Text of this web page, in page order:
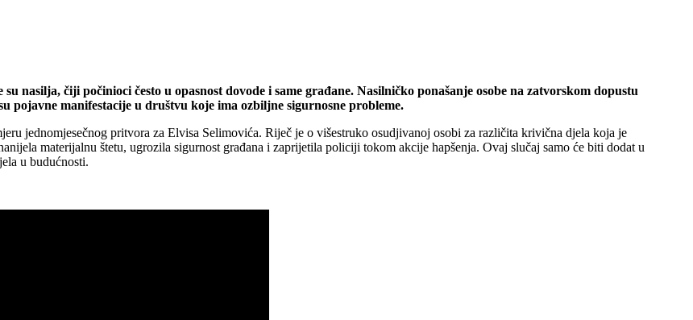
nasilja, čiji počinioci često u opasnost dovode i same građane. Nasilničko ponašanje osobe na zatvorskom dopustu
pojavne manifestacije u društvu koje ima ozbiljne sigurnosne probleme.
jednomjesečnog pritvora za Elvisa Selimovića. Riječ je o višestruko osudjivanoj osobi za različita krivična djela koja je
materijalnu štetu, ugrozila sigurnost građana i zaprijetila policiji tokom akcije hapšenja. Ovaj slučaj samo će biti dodat u
u budućnosti.